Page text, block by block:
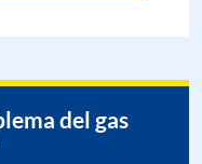
del gas